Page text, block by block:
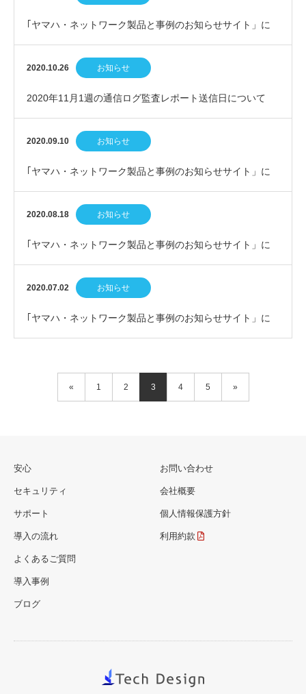
｢ヤマハ・ネットワーク製品と事例のお知らせサイト」に
弊社代表 河野の新しいコラム記事が掲載されました…
2020.10.26 お知らせ
2020年11月1週の通信ログ監査レポート送信日について
2020.09.10 お知らせ
｢ヤマハ・ネットワーク製品と事例のお知らせサイト」に
弊社代表 河野の新しいコラム記事が掲載されました…
2020.08.18 お知らせ
｢ヤマハ・ネットワーク製品と事例のお知らせサイト」に
弊社代表 河野の新しいコラム記事が掲載されました…
2020.07.02 お知らせ
｢ヤマハ・ネットワーク製品と事例のお知らせサイト」に
« 1 2 3 4 5 »
安心
セキュリティ
サポート
導入の流れ
よくあるご質問
導入事例
ブログ
お問い合わせ
会社概要
個人情報保護方針
利用約款